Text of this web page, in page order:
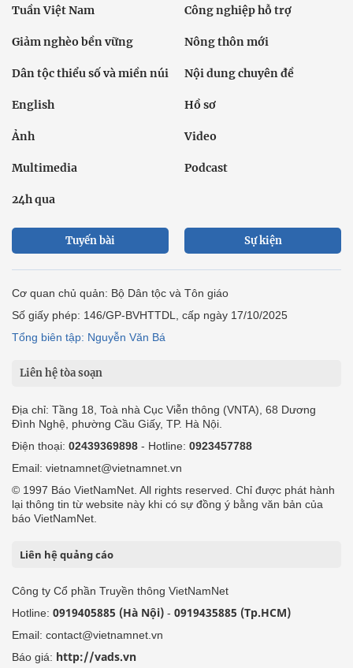
Tuần Việt Nam Công nghiệp hỗ trợ
Giảm nghèo bền vững Nông thôn mới
Dân tộc thiểu số và miền núi Nội dung chuyên đề
English Hồ sơ
Ảnh Video
Multimedia Podcast
24h qua
Tuyến bài Sự kiện
Cơ quan chủ quản: Bộ Dân tộc và Tôn giáo
Số giấy phép: 146/GP-BVHTTDL, cấp ngày 17/10/2025
Tổng biên tập: Nguyễn Văn Bá
Liên hệ tòa soạn
Địa chỉ: Tầng 18, Toà nhà Cục Viễn thông (VNTA), 68 Dương
Đình Nghệ, phường Cầu Giấy, TP. Hà Nội.
Điện thoại: 02439369898 - Hotline: 0923457788
Email: vietnamnet@vietnamnet.vn
© 1997 Báo VietNamNet. All rights reserved. Chỉ được phát hành
lại thông tin từ website này khi có sự đồng ý bằng văn bản của
báo VietNamNet.
Liên hệ quảng cáo
Công ty Cổ phần Truyền thông VietNamNet
Hotline: 0919405885 (Hà Nội) - 0919435885 (Tp.HCM)
Email: contact@vietnamnet.vn
Báo giá: http://vads.vn